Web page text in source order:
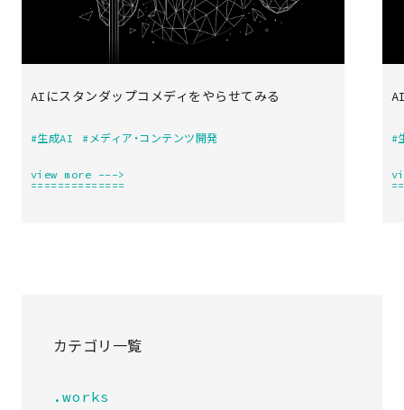
AIにスタンダップコメディをやらせてみる
#生成AI #メディア・コンテンツ開発
view more --->
==============
#
カテゴリ一覧
.works